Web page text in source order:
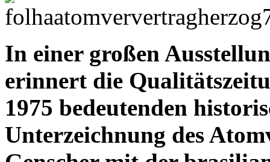
In einer großen
erinnert die
1975 bedeutenden
Unterzeichnung des